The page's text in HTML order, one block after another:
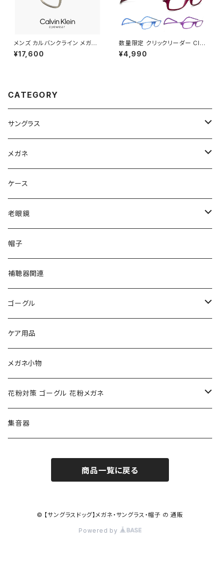
メンズ カルバンクライン メガネ
ck25564lb-n-330 calvin kl
ein 眼鏡 CK25564LB スクエ
¥17,600
数量限定 クリックリーダー Clic
Readers マット ボルドー パー
プル ブルー パステル カラー 老
¥4,990
CATEGORY
サングラス
Ray-Ban レイバン
gucci グッチ
VivienneWestwood ヴィヴィアン
PAGE BOY ページボーイ
フルラ FURLA
トムフォード TOM FORD
NIKE ナイキ
クロエ chloe
ポリス POLICE
adidas アディダス
CHARME (シャルム)
OAkley オークリー
メガネ
Ray-Ban レイバン
gucci グッチ
VivienneWestwood ヴィヴィアン
FURLA フルラ
トムフォード TOM FORD
Oakley オークリー
renoma レノマ
RODEN STOCK ローデンストック
アーバンリサーチ URBAN RESEARCH
ポロ ラルフローレン Polo Ralph Lauren
ニューバランス NEWBALANCE
ケース
老眼鏡
エッシェンバッハ Eschenbach
PORSCHE DESIGN ポルシェデザイン
ルーペ
帽子
補聴器関連
ゴーグル
アックス AXE
花粉対策ゴーグル
度つき対応ゴーグル
コンバース CONVERSE
ケア用品
メガネ小物
花粉対策 ゴーグル 花粉メガネ
S-size
サングラス
集音器
商品一覧に戻る
© 【サングラスドッグ】メガネ・サングラス・帽子 の 通販
Powered by